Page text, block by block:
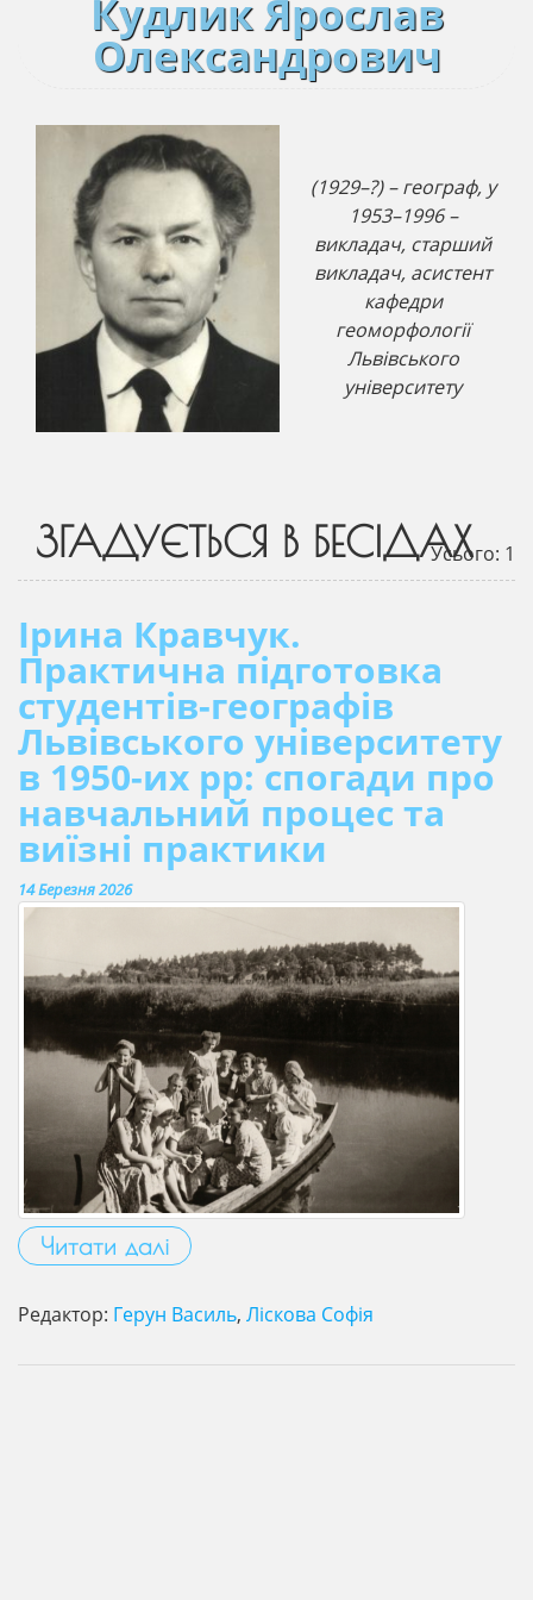
Кудлик Ярослав
Олександрович
(1929–?) – географ, у
1953–1996 –
викладач, старший
викладач, асистент
кафедри
геоморфології
Львівського
університету
ЗГАДУЄТЬСЯ В БЕСІДАХУсього: 1
Ірина Кравчук.
Практична підготовка
студентів-географів
Львівського університету
в 1950-их рр: спогади про
навчальний процес та
виїзні практики
14 Березня 2026
Читати далі
Редактор: Герун Василь, Ліскова Софія